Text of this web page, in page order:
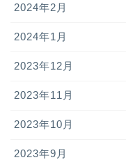
2024年2月
2024年1月
2023年12月
2023年11月
2023年10月
2023年9月